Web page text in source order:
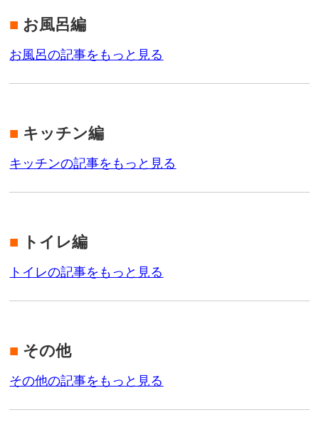
■ お風呂編
お風呂の記事をもっと見る
■ キッチン編
キッチンの記事をもっと見る
■ トイレ編
トイレの記事をもっと見る
■ その他
その他の記事をもっと見る